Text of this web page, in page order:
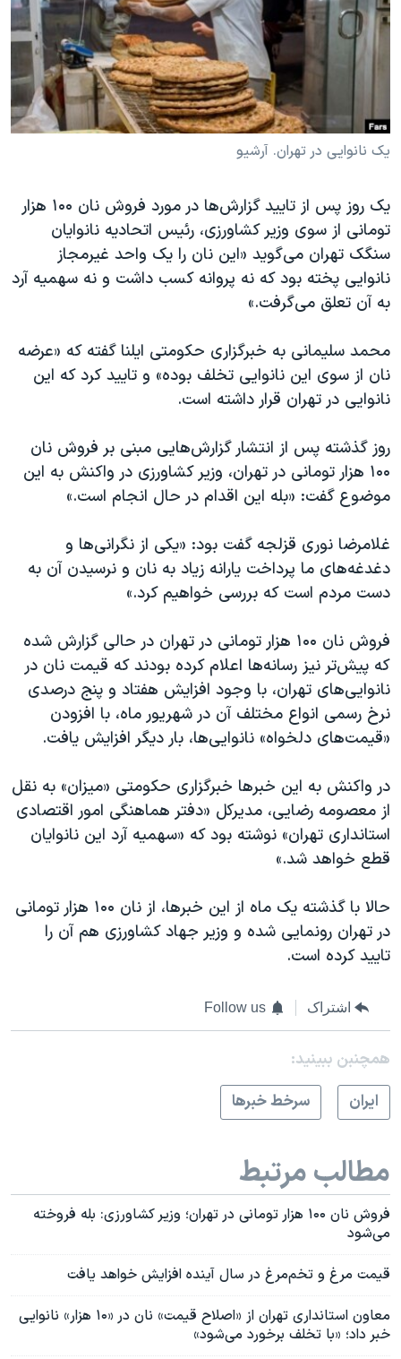
فرهنگ و زندگی
حقوق شهروندی
علم و فناوری
اسرائیل در جنگ
آرشیو پخش زنده
مستندها
انتخابات ریاست جمهوری آمریکا ۲۰۲۴
حمله جمهوری اسلامی به اسرائیل
رمز مهسا
ورزش زنان در ایران
مجموعه مستندهای دادخواهی
تریبونال مردمی آبان ۹۸
دادگاه حمید نوری
چهل سال گروگان‌گیری
قانون شفافیت دارائی کادر رهبری ایران
اعتراضات مردمی آبان ۹۸
اسرائیل در جنگ
نرگس محمدی برنده جایزه نوبل صلح
همایش محافظه‌کاران آمریکا «سی‌پک»
صفحه‌های ویژه
سفر پرزیدنت ترامپ به چین
دنبال کنید
زبانهای مختلف
یک نانوایی در تهران. آرشیو
یک روز پس از تایید گزارش‌ها در مورد فروش نان ۱۰۰ هزار
تومانی از سوی وزیر کشاورزی، رئیس اتحادیه نانوایان
سنگک تهران می‌گوید «این نان را یک واحد غیرمجاز
نانوایی پخته بود که نه پروانه کسب داشت و نه سهمیه آرد
به آن تعلق می‌گرفت.»
محمد سلیمانی به خبرگزاری حکومتی ایلنا گفته که «عرضه
نان از سوی این نانوایی تخلف بوده» و تایید کرد که این
نانوایی در تهران قرار داشته است.
روز گذشته پس از انتشار گزارش‌هایی مبنی بر فروش نان
۱۰۰ هزار تومانی در تهران، وزیر کشاورزی در واکنش به این
موضوع گفت: «بله این اقدام در حال انجام است.»
غلامرضا نوری قزلجه گفت بود: «یکی از نگرانی‌ها و
دغدغه‌های ما پرداخت یارانه زیاد به نان و نرسیدن آن به
دست مردم است که بررسی خواهیم کرد.»
فروش نان ۱۰۰ هزار تومانی در تهران در حالی گزارش شده
که پیش‌تر نیز رسانه‌ها اعلام کرده بودند که قیمت نان در
نانوایی‌های تهران، با وجود افزایش هفتاد و پنج درصدی
نرخ رسمی انواع مختلف آن در شهریور ماه، با افزودن
«قیمت‌های دلخواه» نانوایی‌ها، بار دیگر افزایش یافت.
در واکنش به این خبرها خبرگزاری حکومتی «میزان» به نقل
از معصومه رضایی، مدیرکل «دفتر هماهنگی امور اقتصادی
استانداری تهران» نوشته بود که «سهمیه آرد این نانوایان
قطع خواهد شد.»
حالا با گذشته یک ماه از این خبرها، از نان ۱۰۰ هزار تومانی
در تهران رونمایی شده و وزیر جهاد کشاورزی هم آن را
تایید کرده است.
اشتراک Follow us
همچنبن ببینید:
ايران
سرخط خبرها
مطالب مرتبط
فروش نان ۱۰۰ هزار تومانی در تهران؛ وزیر کشاورزی: بله فروخته
می‌شود
قیمت مرغ و تخم‌مرغ در سال آینده افزایش خواهد یافت
معاون استانداری تهران از «اصلاح قیمت» نان در «۱۰ هزار» نانوایی
خبر داد؛ «با تخلف برخورد می‌شود»